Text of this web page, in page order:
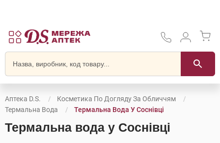
Аптека D.S.
Косметика По Догляду За Обличчям
Термальна Вода
Термальна Вода У Соснівці
Термальна вода у Соснівці